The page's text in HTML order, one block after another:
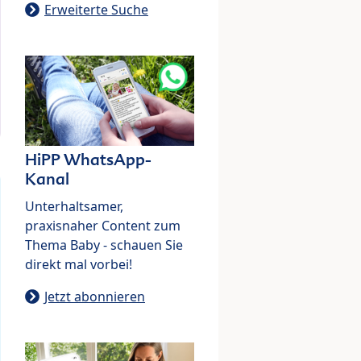
Erweiterte Suche
HiPP WhatsApp-
Kanal
Unterhaltsamer,
praxisnaher Content zum
Thema Baby - schauen Sie
direkt mal vorbei!
Jetzt abonnieren